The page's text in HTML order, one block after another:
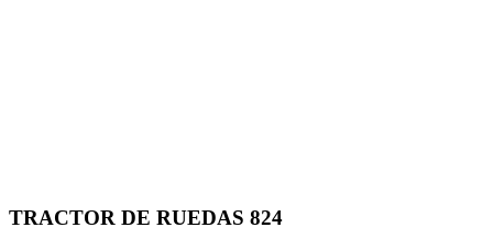
TRACTOR DE RUEDAS 824